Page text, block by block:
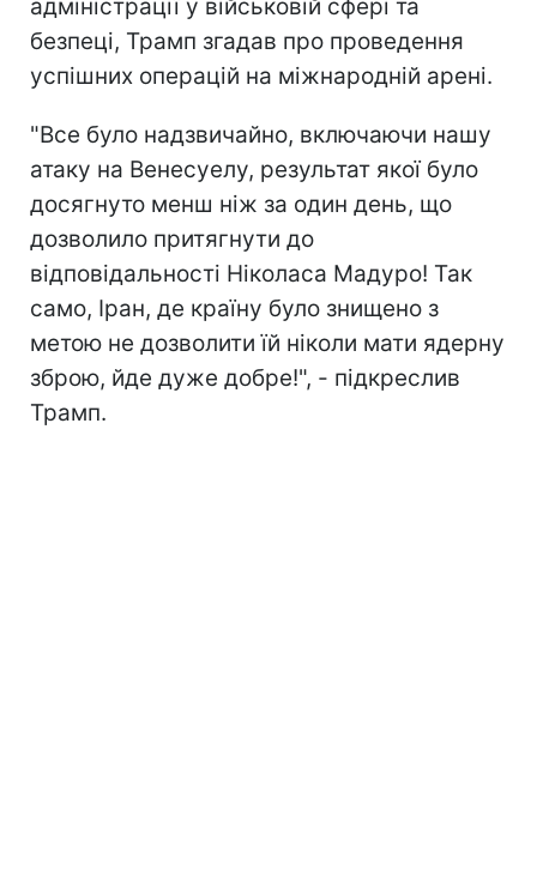
адміністрації у військовій сфері та
безпеці, Трамп згадав про проведення
успішних операцій на міжнародній арені.
"Все було надзвичайно, включаючи нашу
атаку на Венесуелу, результат якої було
досягнуто менш ніж за один день, що
дозволило притягнути до
відповідальності Ніколаса Мадуро! Так
само, Іран, де країну було знищено з
метою не дозволити їй ніколи мати ядерну
зброю, йде дуже добре!", - підкреслив
Трамп.